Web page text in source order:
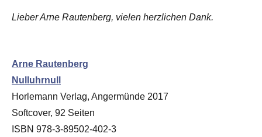
Lieber Arne Rautenberg, vielen herzlichen Dank.
Arne Rautenberg
Nulluhrnull
Horlemann Verlag, Angermünde 2017
Softcover, 92 Seiten
ISBN 978-3-89502-402-3